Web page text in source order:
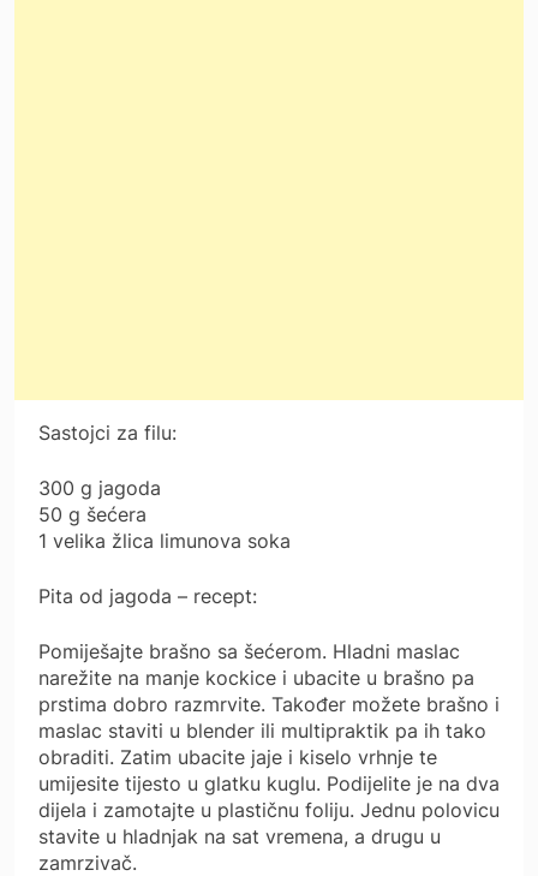
Sastojci za filu:
300 g jagoda
50 g šećera
1 velika žlica limunova soka
Pita od jagoda – recept:
Pomiješajte brašno sa šećerom. Hladni maslac
narežite na manje kockice i ubacite u brašno pa
prstima dobro razmrvite. Također možete brašno i
maslac staviti u blender ili multipraktik pa ih tako
obraditi. Zatim ubacite jaje i kiselo vrhnje te
umijesite tijesto u glatku kuglu. Podijelite je na dva
dijela i zamotajte u plastičnu foliju. Jednu polovicu
stavite u hladnjak na sat vremena, a drugu u
zamrzivač.